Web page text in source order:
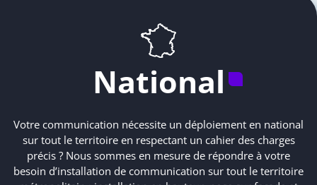
National
Votre communication nécessite un déploiement en national
sur tout le territoire en respectant un cahier des charges
précis ? Nous sommes en mesure de répondre à votre
besoin d’installation de communication sur tout le territoire